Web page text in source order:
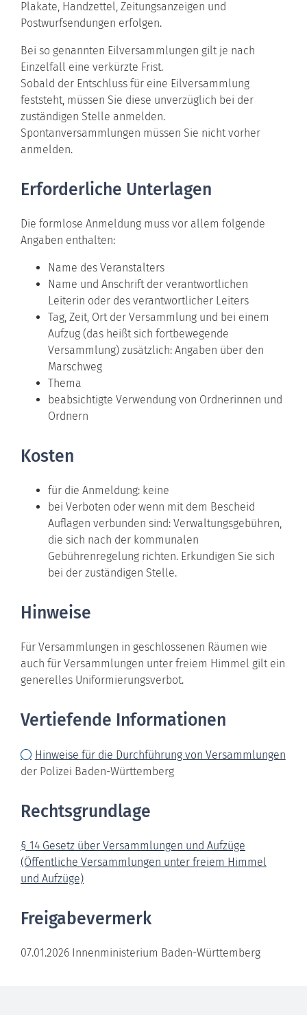
Plakate, Handzettel, Zeitungsanzeigen und
Postwurfsendungen erfolgen.
Bei so genannten Eilversammlungen gilt je nach
Einzelfall eine verkürzte Frist.
Sobald der Entschluss für eine Eilversammlung
feststeht, müssen Sie diese unverzüglich bei der
zuständigen Stelle anmelden.
Spontanversammlungen müssen Sie nicht vorher
anmelden.
Erforderliche Unterlagen
Die formlose Anmeldung muss vor allem folgende
Angaben enthalten:
Name des Veranstalters
Name und Anschrift der verantwortlichen
Leiterin oder des verantwortlicher Leiters
Tag, Zeit, Ort der Versammlung und bei einem
Aufzug (das heißt sich fortbewegende
Versammlung) zusätzlich: Angaben über den
Marschweg
Thema
beabsichtigte Verwendung von Ordnerinnen und
Ordnern
Kosten
für die Anmeldung: keine
bei Verboten oder wenn mit dem Bescheid
Auflagen verbunden sind: Verwaltungsgebühren,
die sich nach der kommunalen
Gebührenregelung richten. Erkundigen Sie sich
bei der zuständigen Stelle.
Hinweise
Für Versammlungen in geschlossenen Räumen wie
auch für Versammlungen unter freiem Himmel gilt ein
generelles Uniformierungsverbot.
Vertiefende Informationen
Hinweise für die Durchführung von Versammlungen
der Polizei Baden-Württemberg
Rechtsgrundlage
§ 14 Gesetz über Versammlungen und Aufzüge
(Öffentliche Versammlungen unter freiem Himmel
und Aufzüge)
Freigabevermerk
07.01.2026 Innenministerium Baden-Württemberg